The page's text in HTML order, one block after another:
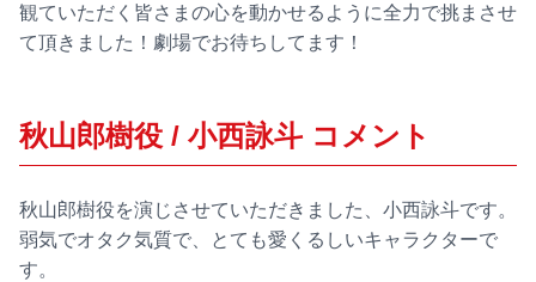
観ていただく皆さまの心を動かせるように全力で挑まさせ
て頂きました！劇場でお待ちしてます！
秋山郎樹役 / 小西詠斗 コメント
秋山郎樹役を演じさせていただきました、小西詠斗です。
弱気でオタク気質で、とても愛くるしいキャラクターで
す。